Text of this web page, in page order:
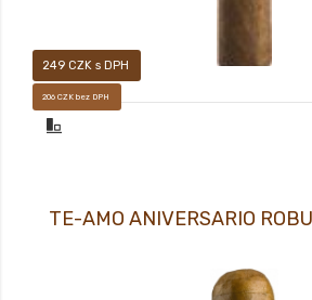
249 CZK s DPH
206 CZK bez DPH
TE-AMO ANIVERSARIO